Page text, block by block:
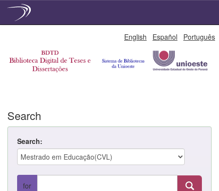
English Español Português
Search
Search:
for